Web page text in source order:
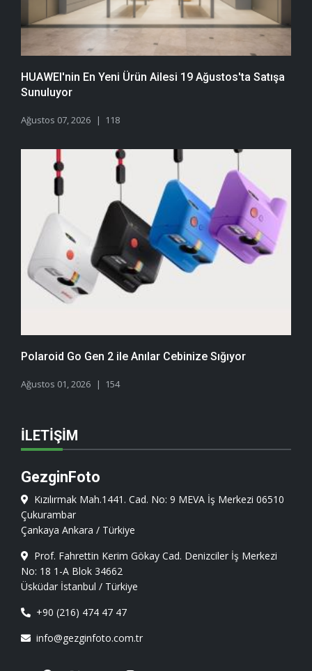
HUAWEI'nin En Yeni Ürün Ailesi 19 Ağustos'ta Satışa
Sunuluyor
Ağustos 07, 2026 118
Polaroid Go Gen 2 ile Anılar Cebinize Sığıyor
Ağustos 01, 2026 154
İLETIŞIM
GezginFoto
Kızılırmak Mah.1441. Cad. No: 9 MEVA İş Merkezi 06510
Çukurambar
Çankaya Ankara / Türkiye
Prof. Fahrettin Kerim Gökay Cad. Denizciler İş Merkezi
No: 18 1-A Blok 34662
Üsküdar İstanbul / Türkiye
+90 (216) 474 47 47
info@gezginfoto.com.tr